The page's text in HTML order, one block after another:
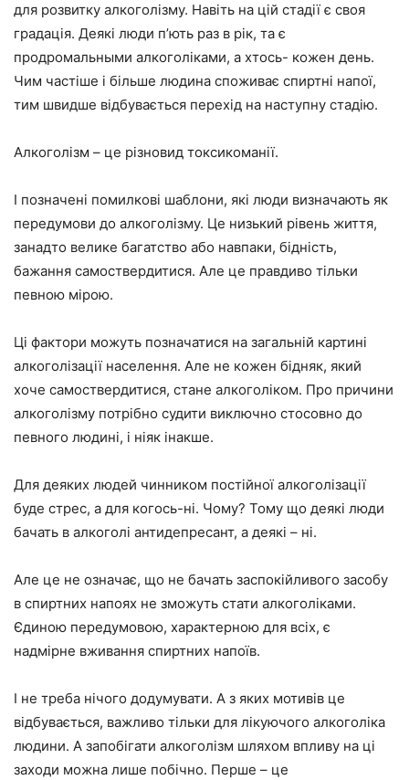
для розвитку алкоголізму. Навіть на цій стадії є своя
градація. Деякі люди п’ють раз в рік, та є
продромальными алкоголіками, а хтось- кожен день.
Чим частіше і більше людина споживає спиртні напої,
тим швидше відбувається перехід на наступну стадію.
Алкоголізм – це різновид токсикоманії.
І позначені помилкові шаблони, які люди визначають як
передумови до алкоголізму. Це низький рівень життя,
занадто велике багатство або навпаки, бідність,
бажання самоствердитися. Але це правдиво тільки
певною мірою.
Ці фактори можуть позначатися на загальній картині
алкоголізації населення. Але не кожен бідняк, який
хоче самоствердитися, стане алкоголіком. Про причини
алкоголізму потрібно судити виключно стосовно до
певного людині, і ніяк інакше.
Для деяких людей чинником постійної алкоголізації
буде стрес, а для когось-ні. Чому? Тому що деякі люди
бачать в алкоголі антидепресант, а деякі – ні.
Але це не означає, що не бачать заспокійливого засобу
в спиртних напоях не зможуть стати алкоголіками.
Єдиною передумовою, характерною для всіх, є
надмірне вживання спиртних напоїв.
І не треба нічого додумувати. А з яких мотивів це
відбувається, важливо тільки для лікуючого алкоголіка
людини. А запобігати алкоголізм шляхом впливу на ці
заходи можна лише побічно. Перше – це